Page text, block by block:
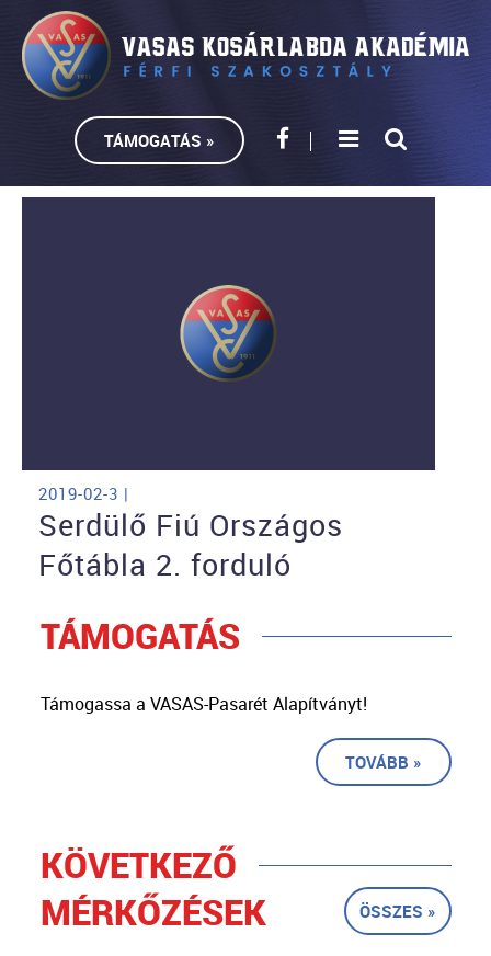
TÁMOGATÁS »
2019-02-3 |
Serdülő Fiú Országos
Főtábla 2. forduló
TÁMOGATÁS
Támogassa a VASAS-Pasarét Alapítványt!
TOVÁBB »
KÖVETKEZŐ
MÉRKŐZÉSEK
ÖSSZES »